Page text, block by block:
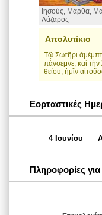
Ιησούς, Μάρθα,
Λάζαρος
Απολυτίκιο
Τῷ Σωτῆρι
πάνσεμνε, καὶ
θείου, ἡμῖν
Εορταστικές
4 Ιουνίου
Πληροφορίες